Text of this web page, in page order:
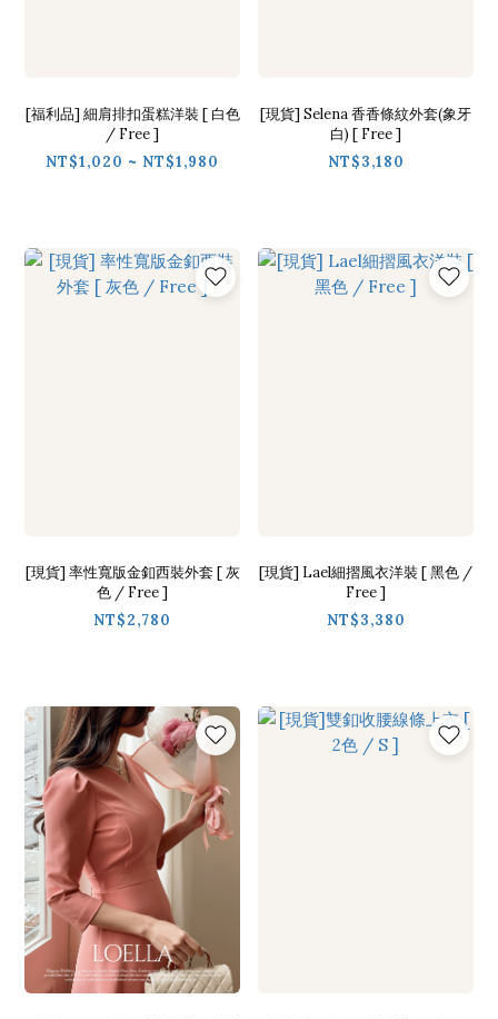
[福利品] 細肩排扣蛋糕洋裝 [ 白色
/ Free ]
NT$1,020 ~ NT$1,980
[現貨] Selena 香香條紋外套(象牙
白) [ Free ]
NT$3,180
[現貨] 率性寬版金釦西裝外套 [ 灰
色 / Free ]
NT$2,780
[現貨] Lael細摺風衣洋裝 [ 黑色 /
Free ]
NT$3,380